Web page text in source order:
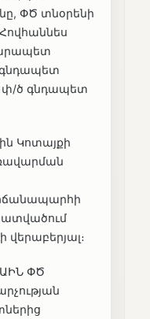
ՓԾ տնօրենի
գնդապետ
փ/ծ գնդապետ
Կոտայքի
ՓԾ